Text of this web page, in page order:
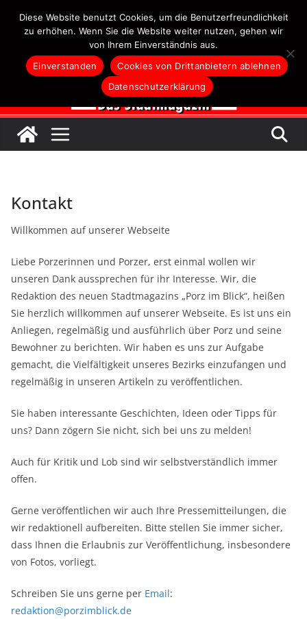
Inhalt
Kontakt
Willkommen auf unserer Webseite
Liebe Porzerinnen und Porzer, erst einmal wollen wir
unseren Dank aussprechen für ihr Interesse. Wir, die
Redaktion des neuen Stadtmagazins „Porz im Blick“, heißen
Sie herzlich willkommen auf unserer Webseite. Es ist uns ein
Anliegen, regelmäßig und ausführlich über Porz und seine
Bewohner zu berichten. Wir haben es uns zur Aufgabe
gemacht, die Vielfältigkeit unseres Bezirks einzufangen und
regelmäßig in unseren Artikeln zu veröffentlichen.
Sie haben interessante Geschichten, Ideen oder Tipps für
uns? Dann zögern Sie nicht, sich bei uns zu melden!
Auch für Kritik und Lob sind wir selbstverständlich immer
offen.
Gerne veröffentlichen wir auch Ihre Pressemitteilungen, die
wir redaktionell aufbereiten. Bitte stellen Sie immer sicher,
dass Ihnen die Erlaubnis zur Veröffentlichung, insbesondere
von Fotos, vorliegt.
Schreiben Sie uns gerne per Email:
redaktion@porzimblick.de
Diese Website benutzt Cookies, um die Benutzerfreundlichkeit
zu erhöhen. Wenn Sie die Website weiter nutzen, gehen wir
von Ihrem Einverständnis aus.
Einverstanden
Cookies von Drittanbietern ablehnen
Datenschutzerklärung